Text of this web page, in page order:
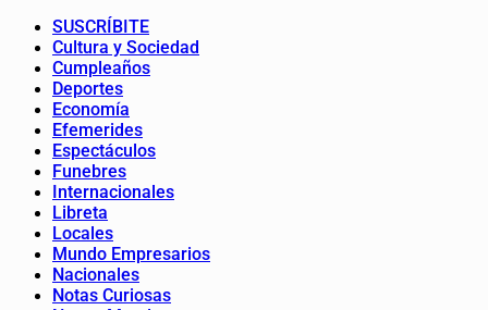
SUSCRÍBITE
Cultura y Sociedad
Cumpleaños
Deportes
Economía
Efemerides
Espectáculos
Funebres
Internacionales
Libreta
Locales
Mundo Empresarios
Nacionales
Notas Curiosas